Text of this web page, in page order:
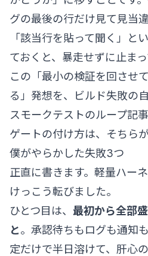
グの最後の行だけ見て見当
「該当行を貼って聞く」と
ておくと、暴走せずに止まっ
この「最小の検証を回させ
る」発想を、ビルド失敗の
スモークテストのループ記事
ゲートの付け方は、そちらが
僕がやらかした失敗3つ
正直に書きます。軽量ハー
けっこう転びました。
ひとつ目は、 最初から全部
と。承認待ちもログも通知
定だけで半日溶けて、肝心